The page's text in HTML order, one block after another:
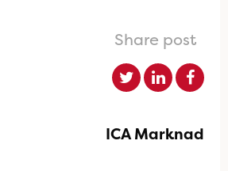
Share post
ICA Marknad